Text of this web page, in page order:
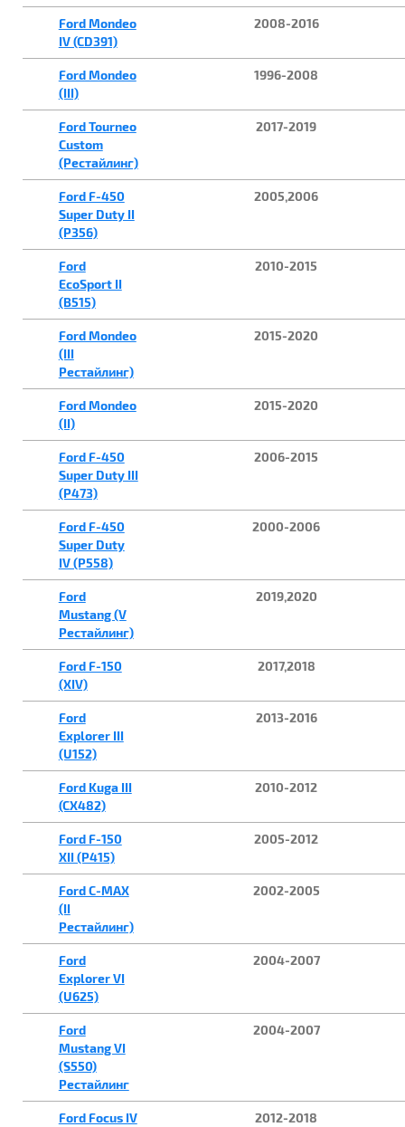
Ford Mondeo
IV (CD391)
2008-2016
Ford Mondeo
(III)
1996-2008
Ford Tourneo
Custom
(Рестайлинг)
2017-2019
Ford F-450
Super Duty II
(P356)
2005,2006
Ford
EcoSport II
(B515)
2010-2015
Ford Mondeo
(III
Рестайлинг)
2015-2020
Ford Mondeo
(II)
2015-2020
Ford F-450
Super Duty III
(P473)
2006-2015
Ford F-450
Super Duty
IV (P558)
2000-2006
Ford
Mustang (V
Рестайлинг)
2019,2020
Ford F-150
(XIV)
2017,2018
Ford
Explorer III
(U152)
2013-2016
Ford Kuga III
(CX482)
2010-2012
Ford F-150
XII (P415)
2005-2012
Ford C-MAX
(II
Рестайлинг)
2002-2005
Ford
Explorer VI
(U625)
2004-2007
Ford
Mustang VI
(S550)
Рестайлинг
2004-2007
Ford Focus IV
2012-2018